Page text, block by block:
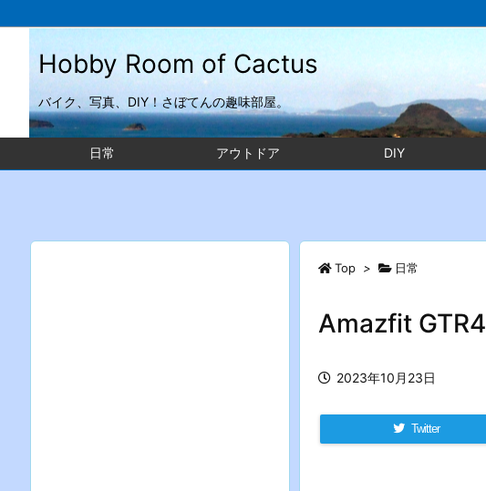
Hobby Room of Cactus
バイク、写真、DIY！さぼてんの趣味部屋。
日常 アウトドア DIY
Top > 日常
Amazfit GTR4
2023年10月23日
Twitter